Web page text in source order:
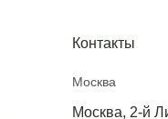
Контакты
Москва
Москва, 2-й